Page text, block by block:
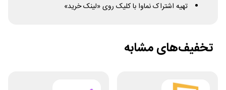
تهیه اشتراک نماوا با کلیک روی «لینک خرید»
تخفیف‌های مشابه